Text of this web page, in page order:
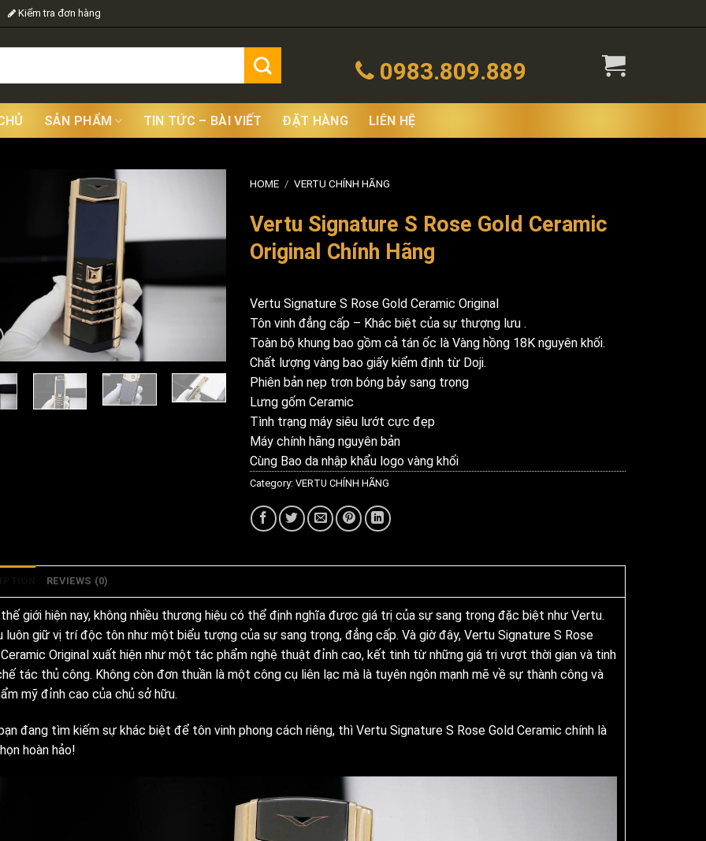
Kiểm tra đơn hàng
0983.809.889
SẢN PHẨM TIN TỨC – BÀI VIẾT ĐẶT HÀNG LIÊN HỆ
HOME / VERTU CHÍNH HÃNG
Vertu Signature S Rose Gold Ceramic
Original Chính Hãng
Vertu Signature S Rose Gold Ceramic Original
Tôn vinh đẳng cấp – Khác biệt của sự thượng lưu .
Toàn bộ khung bao gồm cả tán ốc là Vàng hồng 18K nguyên khối.
Chất lượng vàng bao giấy kiểm định từ Doji.
Phiên bản nẹp trơn bóng bảy sang trọng
Lưng gốm Ceramic
Tình trạng máy siêu lướt cực đẹp
Máy chính hãng nguyên bản
Cùng Bao da nhập khẩu logo vàng khối
Category: VERTU CHÍNH HÃNG
REVIEWS (0)
giới hiện nay, không nhiều thương hiệu có thể định nghĩa được giá trị của sự sang trọng đặc biệt như Vertu.
luôn giữ vị trí độc tôn như một biểu tượng của sự sang trọng, đẳng cấp. Và giờ đây, Vertu Signature S Rose
Original xuất hiện như một tác phẩm nghệ thuật đỉnh cao, kết tinh từ những giá trị vượt thời gian và tinh
tác thủ công. Không còn đơn thuần là một công cụ liên lạc mà là tuyên ngôn mạnh mẽ về sự thành công và
mỹ đỉnh cao của chủ sở hữu.
đang tìm kiếm sự khác biệt để tôn vinh phong cách riêng, thì Vertu Signature S Rose Gold Ceramic chính là
hoàn hảo!